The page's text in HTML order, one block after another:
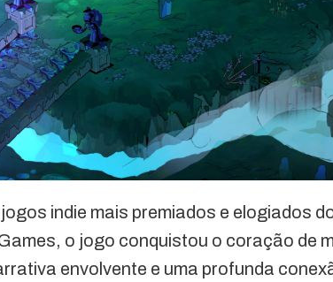
indie mais premiados e elogiados
o jogo conquistou o coração de
envolvente e uma profunda